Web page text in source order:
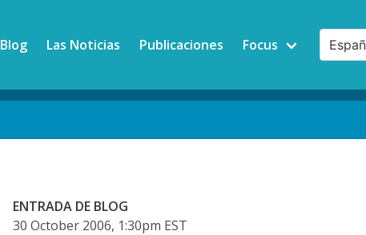
Blog Las Noticias Publicaciones Focus
ENTRADA DE BLOG
30 October 2006, 1:30pm EST